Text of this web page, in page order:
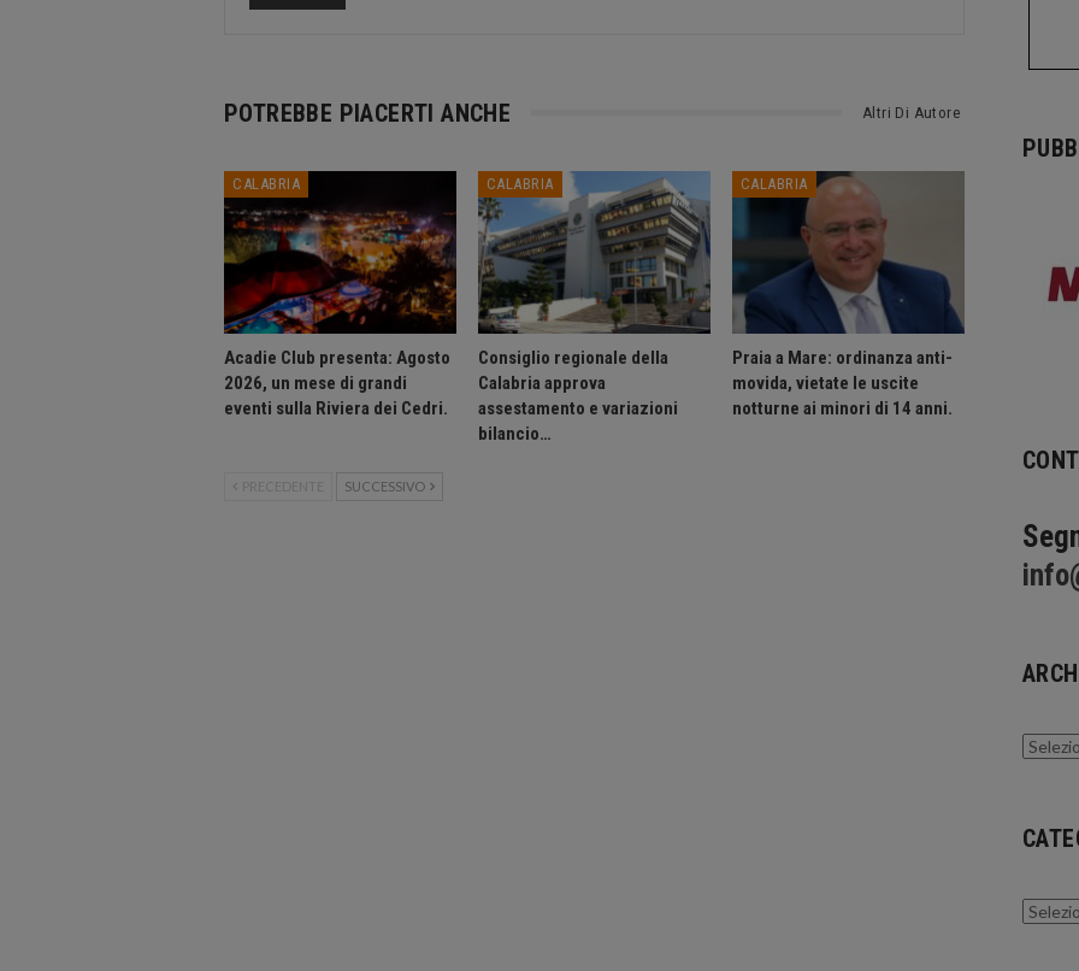
POTREBBE PIACERTI ANCHE Altri Di Autore
CALABRIA
Acadie Club presenta: Agosto
2026, un mese di grandi
eventi sulla Riviera dei Cedri.
CALABRIA
Consiglio regionale della
Calabria approva
assestamento e variazioni
bilancio…
CALABRIA
Praia a Mare: ordinanza anti-
movida, vietate le uscite
notturne ai minori di 14 anni.
PRECEDENTE SUCCESSIVO
Archivi